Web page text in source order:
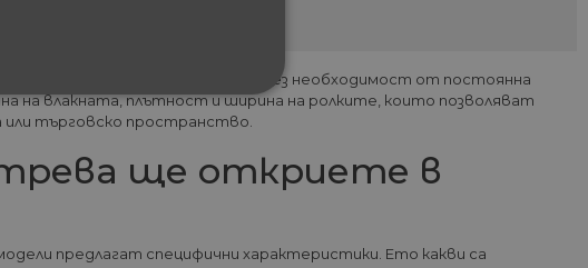
на зелени пространства без необходимост от постоянна
на влакната, плътност и ширина на ролките, които позволяват
търговско пространство.
трева ще откриете в
предлагат специфични характеристики. Ето какви са
ФУНКЦИОНАЛНИ
Некласифицирани